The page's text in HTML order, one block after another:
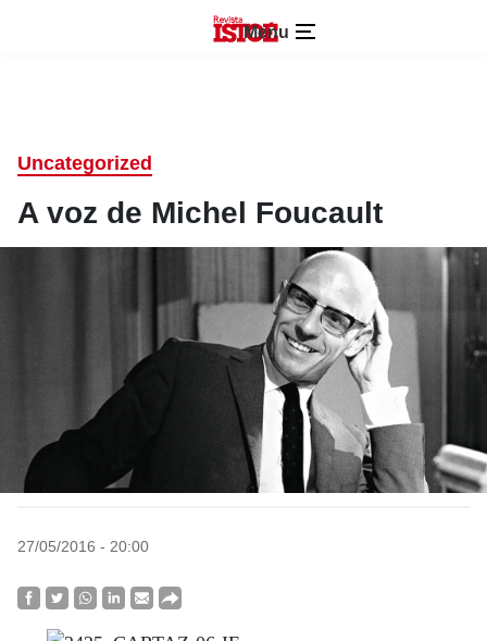
Menu
Uncategorized
A voz de Michel Foucault
27/05/2016 - 20:00